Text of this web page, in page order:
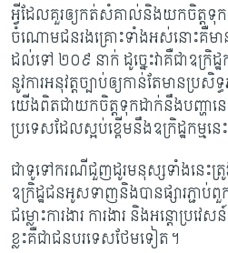
អ្វីដែលគួរឲ្យកត់សំគាល់និងយកចិត្តទុក
ចំណោម​ជនរងគ្រោះទាំងអស់នោះគឺ​មា
ដល់ទៅ ២០៩ នាក់ ដូច្នេះវាគឺជាឧក្រិដ្
នូវការអនុវត្តច្បាប់ឲ្យកាន់តែមានប្រសិ
យើងពិតជាយកចិត្តទុកដាក់នឹងបញ្ហា
ប្រទេសដែលស្អប់ខ្ពើមនឹងឧក្រិដ្ឋកម្មនេ
ជាទូទៅករណី​ជួញដូរ​មនុស្សទាំងនេះ​ត្រូវ
ឧក្រិដ្ឋជនអូសទាញនិងបាន​ផ្សារភ្ជាប់ពួ
ជម្លោះ​ការងារ ការងារ​ និង​អន្តោប្រ
ខ្លះគឺជាជនបរទេសថែមទៀត។